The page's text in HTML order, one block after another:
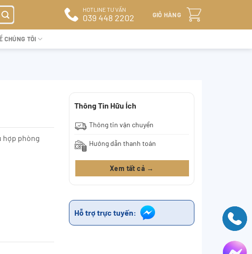
HOTLINE TƯ VẤN
039 448 2202 GIỎ HÀNG
CHÚNG TÔI
hợp phòng
Thông Tin Hữu Ích
Thông tin vận chuyển
Hướng dẫn thanh toán
Xem tất cả →
Hỗ trợ trực tuyến: